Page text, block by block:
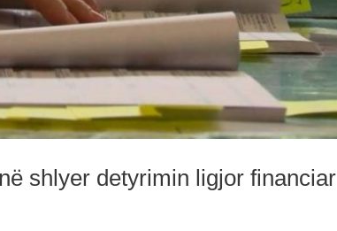
shlyer detyrimin ligjor financiar